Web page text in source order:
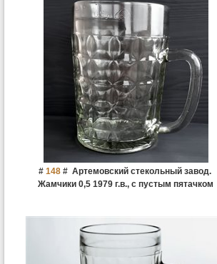
# 148# Артемовский стекольный завод.
Жамчики 0,5 1979 г.в., с пустым пятачком